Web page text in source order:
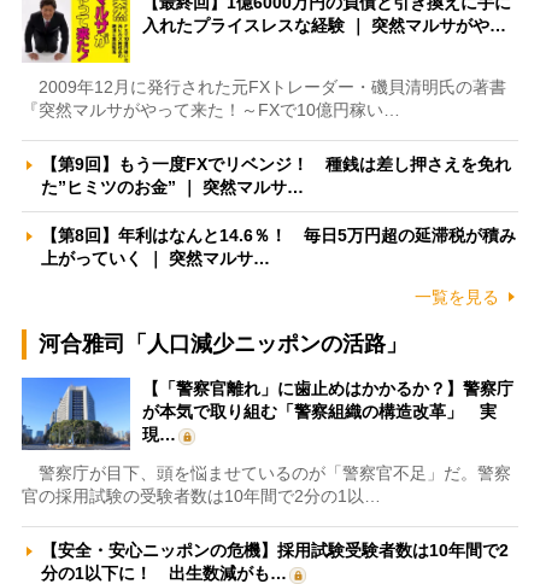
入れたプライスレスな経験 ｜ 突然マルサがや…
2009年12月に発行された元FXトレーダー・磯貝清明氏の著書
『突然マルサがやって来た！～FXで10億円稼い…
【第9回】もう一度FXでリベンジ！ 種銭は差し押さえを免れ
た”ヒミツのお金” ｜ 突然マルサ…
【第8回】年利はなんと14.6％！ 毎日5万円超の延滞税が積み
上がっていく ｜ 突然マルサ…
一覧を見る
河合雅司「人口減少ニッポンの活路」
【「警察官離れ」に歯止めはかかるか？】警察庁
が本気で取り組む「警察組織の構造改革」 実
現…
警察庁が目下、頭を悩ませているのが「警察官不足」だ。警察
官の採用試験の受験者数は10年間で2分の1以…
【安全・安心ニッポンの危機】採用試験受験者数は10年間で2
分の1以下に！ 出生数減がも…